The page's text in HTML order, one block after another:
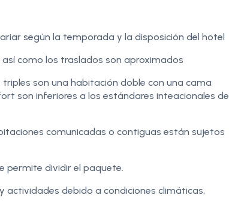
según la temporada y la disposición del hotel
así como los traslados son aproximados
son una habitación doble con una cama
son inferiores a los estándares inteacionales de
comunicadas o contiguas están sujetos
permite dividir el paquete.
actividades debido a condiciones climáticas,